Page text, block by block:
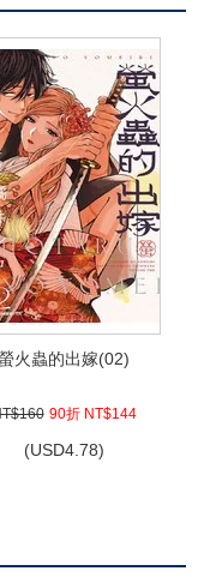
火蟲的出嫁(02)
90折 NT$144
(USD4.78)